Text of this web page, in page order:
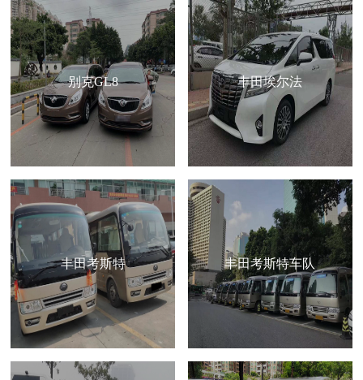
别克GL8 丰田埃尔法
丰田考斯特 丰田考斯特车队